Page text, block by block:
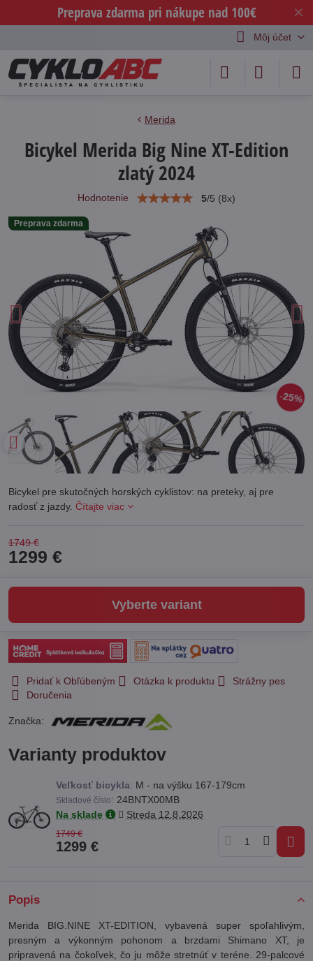
✕
Preprava zdarma pri nákupe nad 100€
Môj účet
Preprava zdarma
25%
Merida
Bicykel Merida Big Nine XT-Edition
zlatý 2024
Hodnotenie 5/5 (8x)
Bicykel pre skutočných horských cyklistov: na preteky, aj pre
radosť z jazdy. Čítajte viac
1749 €
1299 €
Vyberte variant
Pridať k Obľúbeným Otázka k produktu
Strážny pes
Doručenia
Značka:
Varianty produktov
Veľkosť bicykla: M - na výšku 167-179cm
Skladové číslo: 24BNTX00MB
Na sklade
Streda 12.8.2026
1749 €
1299 €
Popis
Merida BIG.NINE XT-EDITION, vybavená super spoľahlivým,
presným a výkonným pohonom a brzdami Shimano XT, je
pripravená na čokoľvek, čo ju môže stretnúť v teréne. 29-palcové